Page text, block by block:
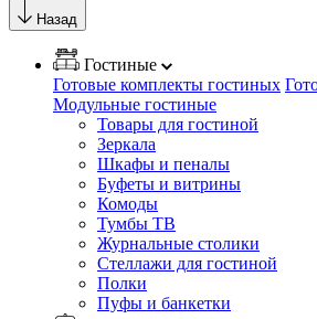
Назад
Гостиные
Готовые комплекты гостиных
Модульные гостиные
Товары для гостиной
Зеркала
Шкафы и пеналы
Буфеты и витрины
Комоды
Тумбы ТВ
Журнальные столики
Стеллажи для гостиной
Полки
Пуфы и банкетки